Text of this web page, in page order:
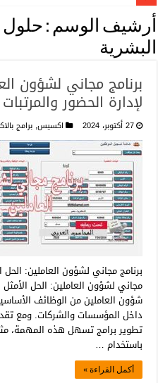
أرشيف الوسم : حلول
البشرية
برنامج مجاني لشؤون
لإدارة الحضور والمرتبات
27 أكتوبر، 2024 اكسيس, برامج
برنامج مجاني لشؤون العاملين: الحل
مجاني لشؤون العاملين: الحل الأمثل
شؤون العاملين من الوظائف
داخل المؤسسات والشركات. ومع
تطوير برامج تسهل هذه المهمة،
باستخدام …
أكمل القراءة »